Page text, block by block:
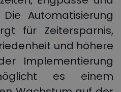
Automatisierung
für Zeitersparnis,
und höhere
Implementierung
es einem